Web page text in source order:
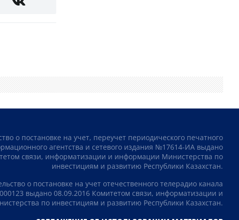
о постановке на учет, переучет периодического печатного
агентства и сетевого издания №17614-ИА выдано
связи, информатизации и информации Министерства по
инвестициям и развитию Республики Казахстан.
о постановке на учет отечественного телерадио канала
выдано 08.09.2016 Комитетом связи, информатизации и
по инвестициям и развитию Республики Казахстан.